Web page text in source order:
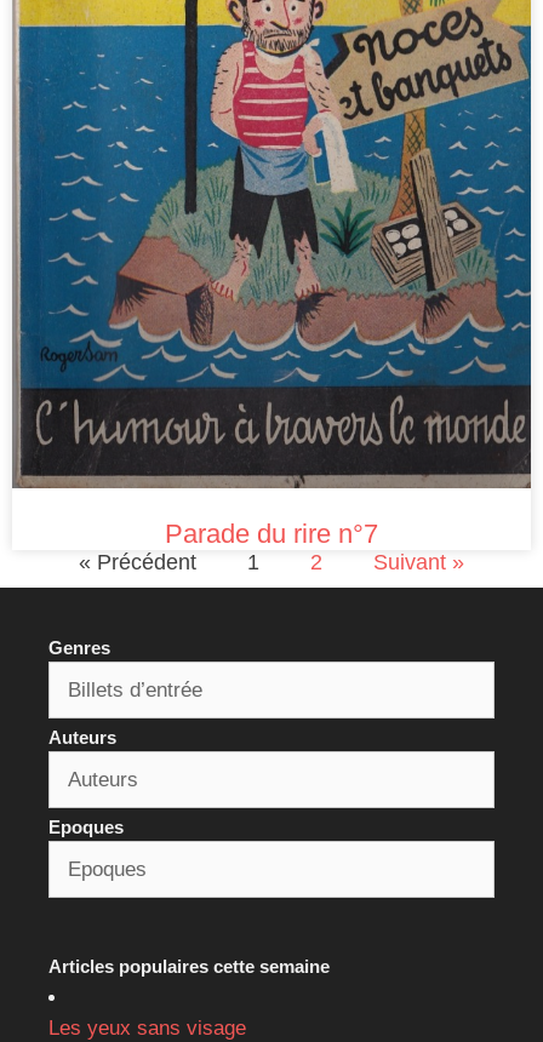
Parade du rire n°7
« Précédent 1 2 Suivant »
Genres
Auteurs
Epoques
Articles populaires cette semaine
Les yeux sans visage